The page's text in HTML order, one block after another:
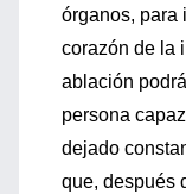
órganos, para
corazón de la
ablación
persona
dejado
que, después